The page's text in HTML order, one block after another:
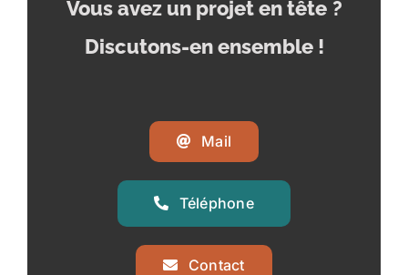
Vous avez un projet en tête ?
Discutons-en ensemble !
Mail
Téléphone
Contact